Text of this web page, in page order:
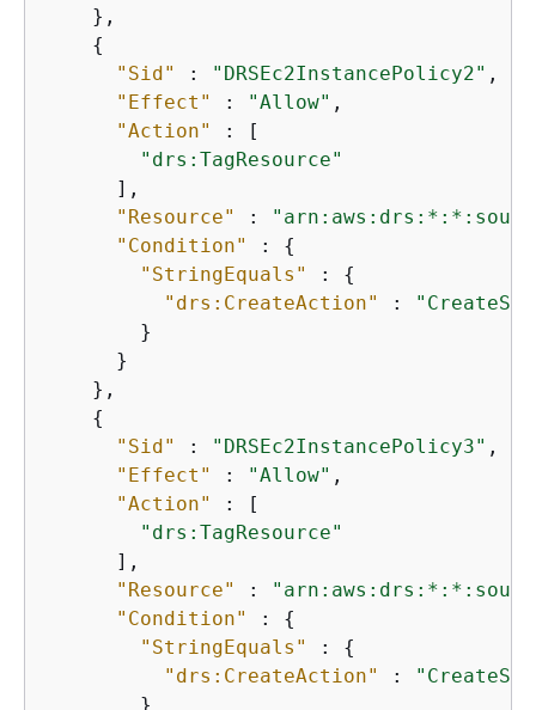
    },
{
"Sid"
: "DRSEc2InstancePolicy2" ,
"Effect"
: "Allow" ,
"Action"
: [
"drs:TagResource"
      ],
"Resource"
:
"Condition"
: {
"StringEquals"
: {
"drs:CreateAction"
:
        }
      }
    },
{
"Sid"
: "DRSEc2InstancePolicy3" ,
"Effect"
: "Allow" ,
"Action"
: [
"drs:TagResource"
      ],
"Resource"
:
"Condition"
: {
"StringEquals"
: {
"drs:CreateAction"
:
        }